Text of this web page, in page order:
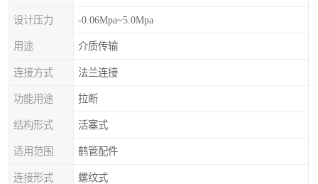
设计压力 -0.06Mpa~5.0Mpa
用途 介质传输
连接方式 法兰连接
功能用途 拉断
结构形式 活塞式
适用范围 鹤管配件
连接形式 螺纹式